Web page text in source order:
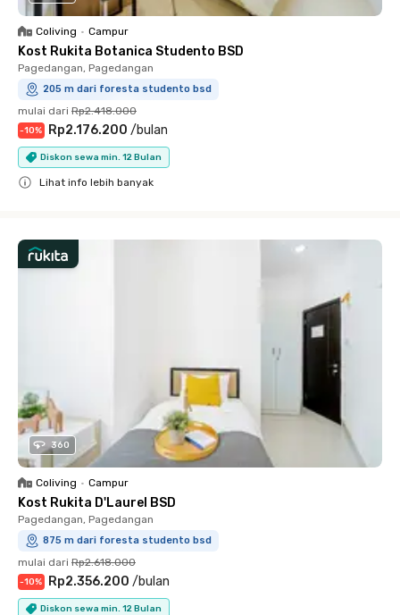
Coliving • Campur
Kost Rukita Botanica Studento BSD
Pagedangan, Pagedangan
205 m dari foresta studento bsd
mulai dari Rp2.418.000
-10% Rp2.176.200 /bulan
Diskon sewa min. 12 Bulan
Lihat info lebih banyak
360
Coliving • Campur
Kost Rukita D'Laurel BSD
Pagedangan, Pagedangan
875 m dari foresta studento bsd
mulai dari Rp2.618.000
-10% Rp2.356.200 /bulan
Diskon sewa min. 12 Bulan